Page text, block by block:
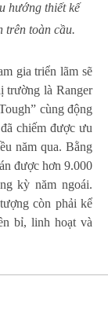
hướng thiết kế
trên toàn cầu.
gia triển lãm sẽ
trường là Ranger
cùng động
chiếm được ưu
năm qua. Bằng
được hơn 9.000
kỳ năm ngoái.
còn phải kể
bỉ, linh hoạt và